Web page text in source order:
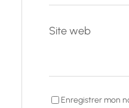
Site web
Enregistrer mon